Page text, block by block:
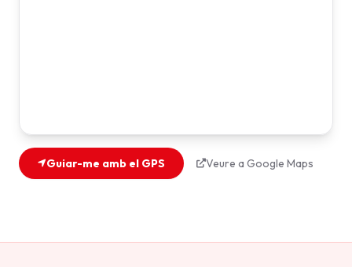
Guiar-me amb el GPS Veure a Google Maps